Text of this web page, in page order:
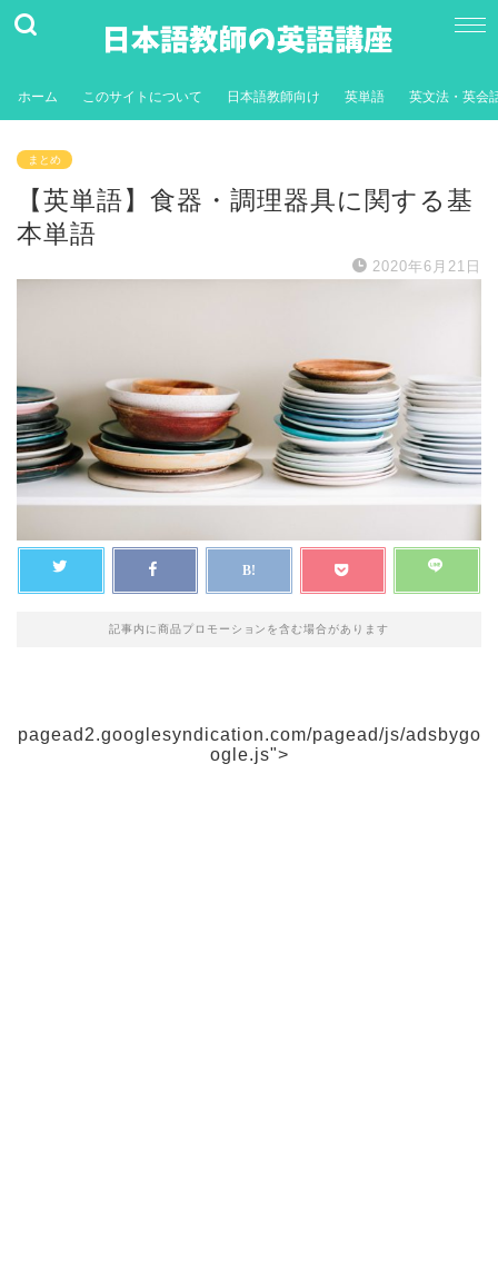
ホーム このサイトについて 日本語教師向け 英単語 英文法・英会
まとめ
【英単語】食器・調理器具に関する基
本単語
2020年6月21日
記事内に商品プロモーションを含む場合があります
pagead2.googlesyndication.com/pagead/js/adsbygo
ogle.js">